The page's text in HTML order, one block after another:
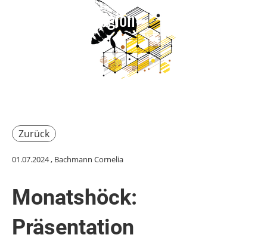
Imkerverein Region
Login
Zurück
01.07.2024, Bachmann Cornelia
Monatshöck:
Präsentation